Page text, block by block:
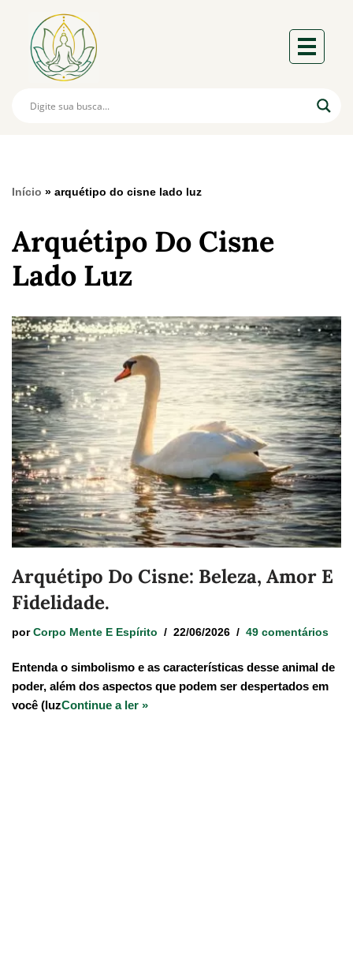
Início » arquétipo do cisne lado luz
Arquétipo Do Cisne
Lado Luz
Arquétipo Do Cisne: Beleza, Amor E
Fidelidade.
por Corpo Mente E Espírito 22/06/2026 49 comentários
Entenda o simbolismo e as características desse animal de
poder, além dos aspectos que podem ser despertados em
você (luzContinue a ler »